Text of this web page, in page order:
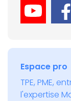
Espace pro
TPE, PME,
l'expertise